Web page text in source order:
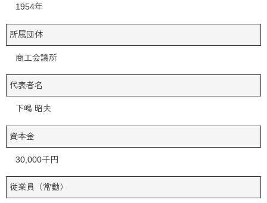
1954年
所属団体
商工会議所
代表者名
下嶋 昭夫
資本金
30,000千円
従業員（常勤）